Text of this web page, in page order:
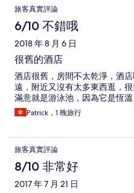
旅客真實評論
6/10 不錯哦
2018 年 8 月 6 日
很舊的酒店
酒店很舊，房間不太乾淨，酒
遠，附近又沒有太多東西逛，
滿意就是游泳池，因為它是恆
Patrick，1 晚旅行
旅客真實評論
8/10 非常好
2017 年 7 月 21 日